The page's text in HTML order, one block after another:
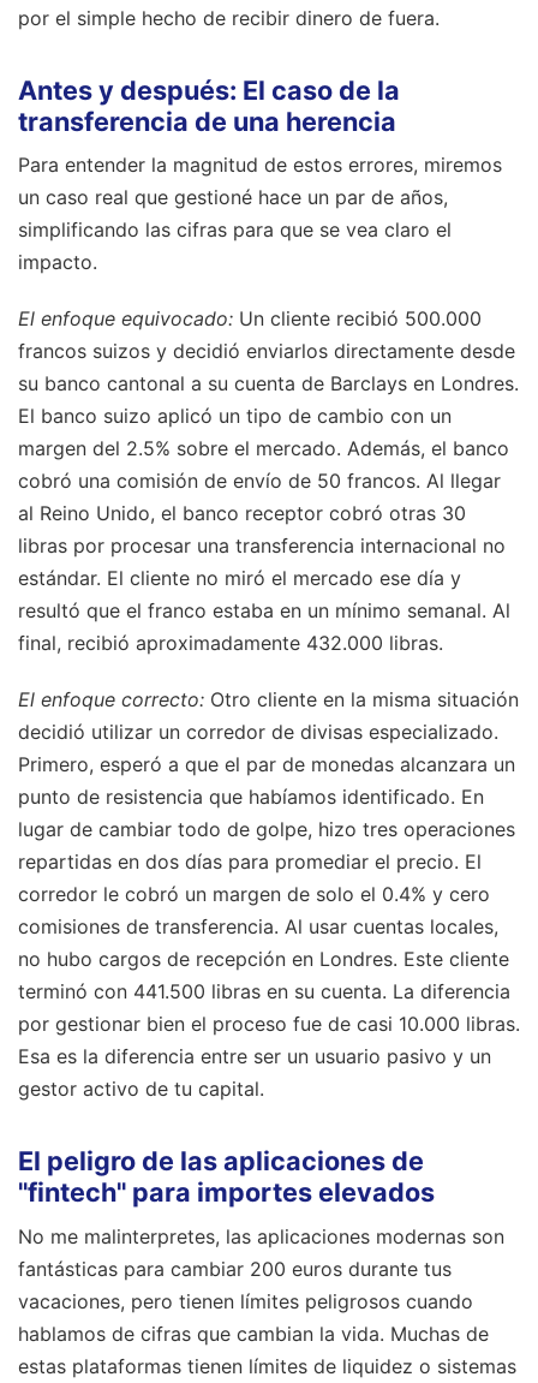
por el simple hecho de recibir dinero de fuera.
Antes y después: El caso de la
transferencia de una herencia
Para entender la magnitud de estos errores, miremos
un caso real que gestioné hace un par de años,
simplificando las cifras para que se vea claro el
impacto.
El enfoque equivocado: Un cliente recibió 500.000
francos suizos y decidió enviarlos directamente desde
su banco cantonal a su cuenta de Barclays en Londres.
El banco suizo aplicó un tipo de cambio con un
margen del 2.5% sobre el mercado. Además, el banco
cobró una comisión de envío de 50 francos. Al llegar
al Reino Unido, el banco receptor cobró otras 30
libras por procesar una transferencia internacional no
estándar. El cliente no miró el mercado ese día y
resultó que el franco estaba en un mínimo semanal. Al
final, recibió aproximadamente 432.000 libras.
El enfoque correcto: Otro cliente en la misma situación
decidió utilizar un corredor de divisas especializado.
Primero, esperó a que el par de monedas alcanzara un
punto de resistencia que habíamos identificado. En
lugar de cambiar todo de golpe, hizo tres operaciones
repartidas en dos días para promediar el precio. El
corredor le cobró un margen de solo el 0.4% y cero
comisiones de transferencia. Al usar cuentas locales,
no hubo cargos de recepción en Londres. Este cliente
terminó con 441.500 libras en su cuenta. La diferencia
por gestionar bien el proceso fue de casi 10.000 libras.
Esa es la diferencia entre ser un usuario pasivo y un
gestor activo de tu capital.
El peligro de las aplicaciones de
"fintech" para importes elevados
No me malinterpretes, las aplicaciones modernas son
fantásticas para cambiar 200 euros durante tus
vacaciones, pero tienen límites peligrosos cuando
hablamos de cifras que cambian la vida. Muchas de
estas plataformas tienen límites de liquidez o sistemas